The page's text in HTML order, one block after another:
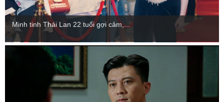
Minh tinh Thái Lan 22 tuổi gợi cảm,...